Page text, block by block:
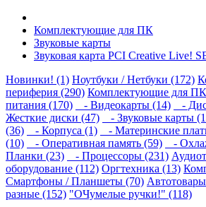
Комплектующие для ПК
Звуковые карты
Звуковая карта PCI Creative Live!
Новинки! (1) Ноутбуки / Нетбуки (172)
периферия (290) Комплектующие для
питания (170)
- Видеокарты (14) -
Жесткие диски (47)
- Звуковые карты
(36)
- Корпуса (1) - Материнские
(10)
- Оперативная память (59) -
Планки (23)
- Процессоры (231)
оборудование (112) Оргтехника (13)
Смартфоны / Планшеты (70)
разные (152) "ОЧумелые ручки!" (118)